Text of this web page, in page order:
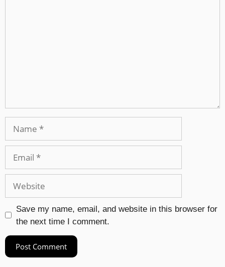
Save my name, email, and website in this browser for
the next time I comment.